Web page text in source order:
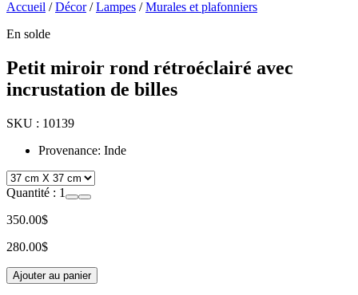
Accueil /Décor/Lampes /Murales et plafonniers
En solde
Petit miroir rond rétroéclairé avec
incrustation de billes
SKU : 10139
Provenance: Inde
Quantité : 1
350.00$
280.00$
Ajouter au panier